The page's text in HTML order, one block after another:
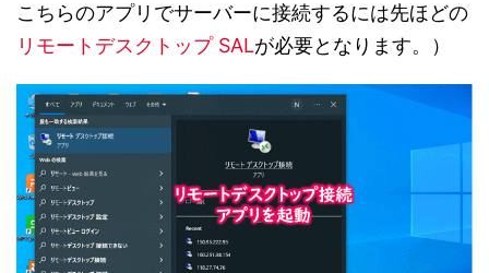
こちらのアプリでサーバーに接続するには先ほどの
リモートデスクトップ SALが必要となります。）